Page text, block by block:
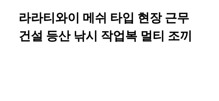
라라티와이 메쉬 타입 현장 근무
건설 등산 낚시 작업복 멀티 조끼